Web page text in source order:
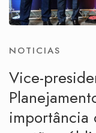
NOTICIAS
Vice-
importância